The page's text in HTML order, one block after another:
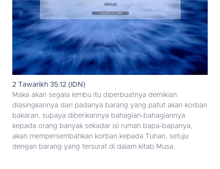
2 Tawarikh 35:12 (IDN)
Maka akan segala lembu itu diperbuatnya demikian:
diasingkannya dari padanya barang yang patut akan korban
bakaran, supaya diberikannya bahagian-bahagiannya
kepada orang banyak sekadar isi rumah bapa-bapanya,
akan mempersembahkan korban kepada Tuhan, setuju
dengan barang yang tersurat di dalam kitab Musa.